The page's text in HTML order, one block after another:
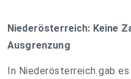
Niederösterreich: Keine
Ausgrenzung
In Niederösterreich gab